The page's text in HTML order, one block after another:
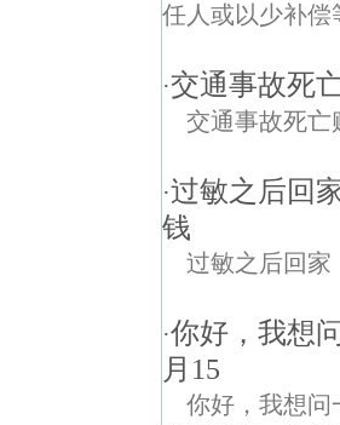
任人或以少补偿
·交通事故死
交通事故死亡
·过敏之后回
钱
过敏之后回家
·你好，我想
月15
你好，我想问